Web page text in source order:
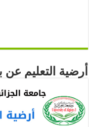
أرضية التعليم عن